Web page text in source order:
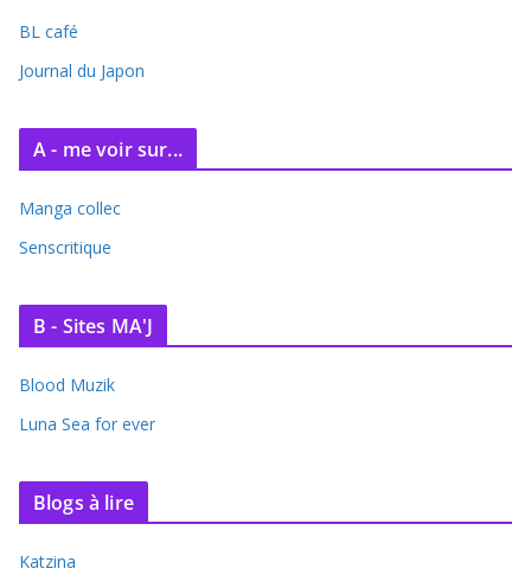
BL café
Journal du Japon
A - me voir sur...
Manga collec
Senscritique
B - Sites MA'J
Blood Muzik
Luna Sea for ever
Blogs à lire
Katzina